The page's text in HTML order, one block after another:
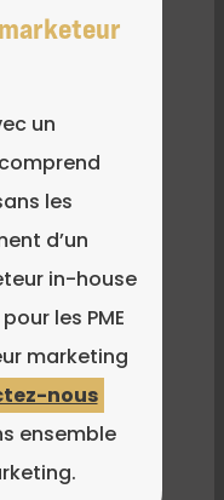
un
les
d’un
in-house
les PME
marketing
nous
ensemble